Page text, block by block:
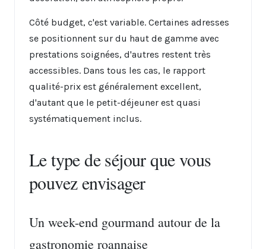
Côté budget, c'est variable. Certaines adresses
se positionnent sur du haut de gamme avec
prestations soignées, d'autres restent très
accessibles. Dans tous les cas, le rapport
qualité-prix est généralement excellent,
d'autant que le petit-déjeuner est quasi
systématiquement inclus.
Le type de séjour que vous
pouvez envisager
Un week-end gourmand autour de la
gastronomie roannaise